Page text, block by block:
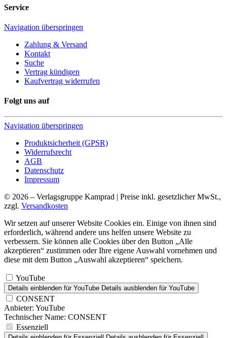
Service
Navigation überspringen
Zahlung & Versand
Kontakt
Suche
Vertrag kündigen
Kaufvertrag widerrufen
Folgt uns auf
Navigation überspringen
Produktsicherheit (GPSR)
Widerrufsrecht
AGB
Datenschutz
Impressum
© 2026 – Verlagsgruppe Kamprad | Preise inkl. gesetzlicher MwSt.,
zzgl. Versandkosten
Wir setzen auf unserer Website Cookies ein. Einige von ihnen sind
erforderlich, während andere uns helfen unsere Website zu
verbessern. Sie können alle Cookies über den Button „Alle
akzeptieren“ zustimmen oder Ihre eigene Auswahl vornehmen und
diese mit dem Button „Auswahl akzeptieren“ speichern.
YouTube
Details einblenden für YouTube Details ausblenden für YouTube
CONSENT
Anbieter: YouTube
Technischer Name: CONSENT
Essenziell